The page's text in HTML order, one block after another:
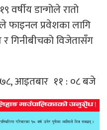
डान्गोले रातो
फाइनल प्रवेशका लागि
गिनीबीचको विजेतासँग
आइतबार ११ : ०८ बजे